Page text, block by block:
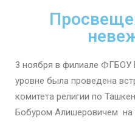
3 ноября в филиале
уровне была проведена
комитета религии по
Бобуром Алишеровичем на